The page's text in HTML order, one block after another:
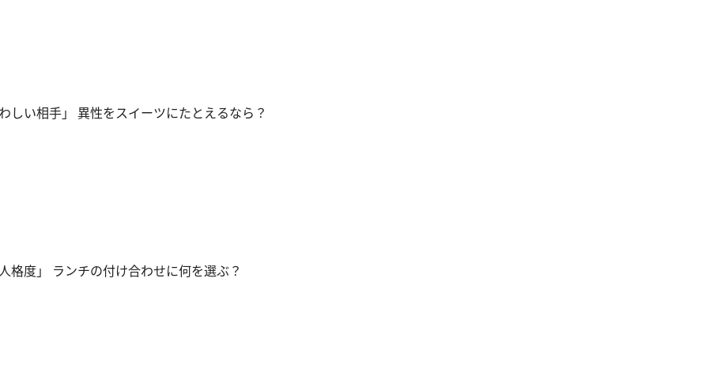
しい相手」 異性をスイーツにたとえるなら？
格度」 ランチの付け合わせに何を選ぶ？